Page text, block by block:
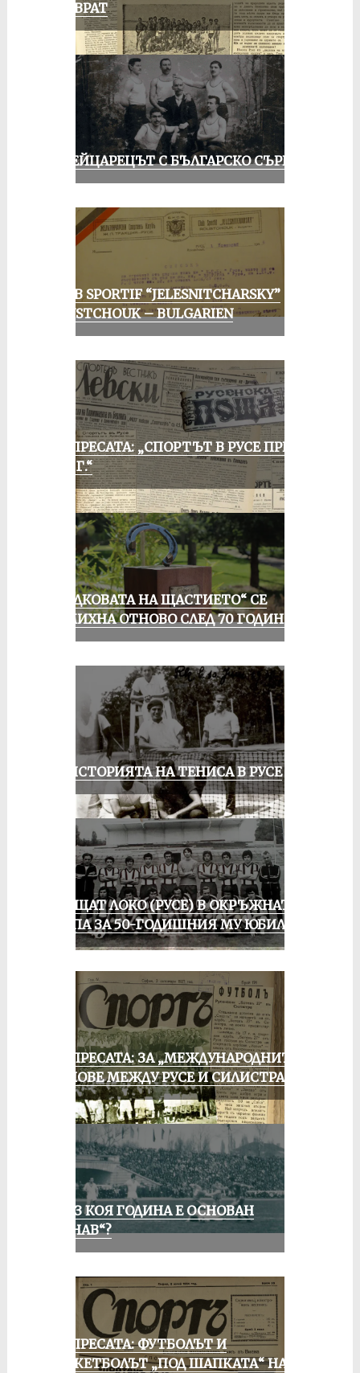
ПРЕВРАТ
ШВЕЙЦАРЕЦЪТ С БЪЛГАРСКО СЪРЦЕ
CLUB SPORTIF “JELESNITCHARSKY”
ROUSTCHOUK – BULGARIEN
ОТ ПРЕСАТА: „СПОРТЪТ В РУСЕ ПРЕЗ
1935 Г.“
„ПОДКОВАТА НА ЩАСТИЕТО“ СЕ
УСМИХНА ОТНОВО СЛЕД 70 ГОДИНИ
ЗА ИСТОРИЯТА НА ТЕНИСА В РУСЕ
ПРАЩАТ ЛОКО (РУСЕ) В ОКРЪЖНАТА
ГРУПА ЗА 50-ГОДИШНИЯ МУ ЮБИЛЕЙ
ОТ ПРЕСАТА: ЗА „МЕЖДУНАРОДНИТЕ“
МАЧОВЕ МЕЖДУ РУСЕ И СИЛИСТРА
ПРЕЗ КОЯ ГОДИНА Е ОСНОВАН
„ДУНАВ“?
ОТ ПРЕСАТА: ФУТБОЛЪТ И
БАСКЕТБОЛЪТ „ПОД ШАПКАТА“ НА